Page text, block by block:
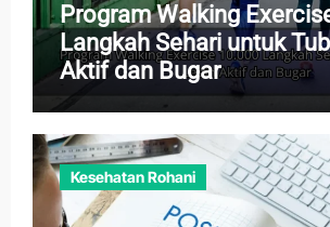
Program Walking
Langkah Sehari untuk
Aktif dan Bugar
Kesehatan Rohani